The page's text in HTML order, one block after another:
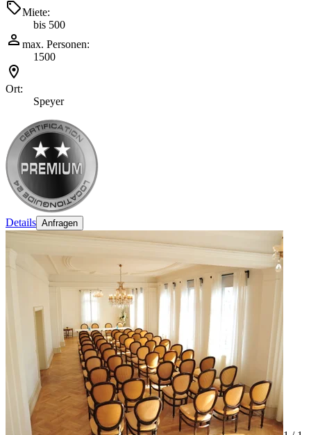
Miete:
bis 500
max. Personen:
1500
Ort:
Speyer
Details Anfragen